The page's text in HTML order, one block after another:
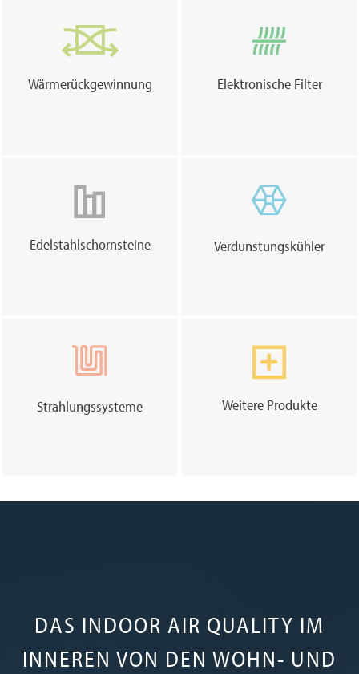
Wärmerückgewinnung Elektronische Filter
Edelstahlschornsteine Verdunstungskühler
Strahlungssysteme Weitere Produkte
DAS INDOOR AIR QUALITY IM
INNEREN VON DEN WOHN- UND